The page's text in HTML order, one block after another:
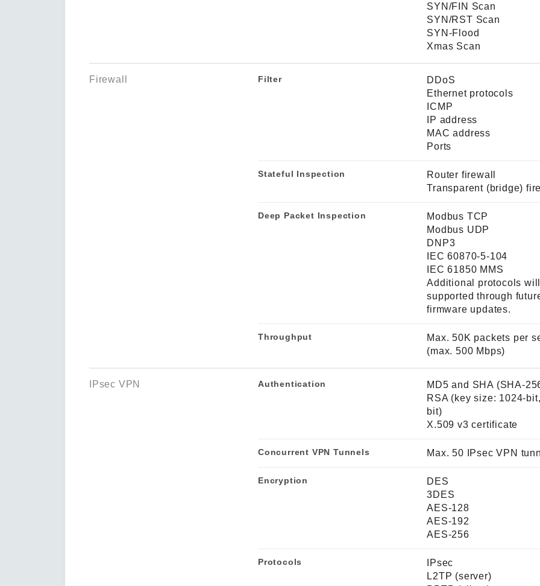
SYN/FIN Scan
SYN/RST Scan
SYN-Flood
Xmas Scan
Firewall Filter
DDoS
Ethernet protocols
ICMP
IP address
MAC address
Ports
Stateful Inspection
Router firewall
Transparent (bridge)
Deep Packet Inspection
Modbus TCP
Modbus UDP
DNP3
IEC 60870-5-104
IEC 61850 MMS
Additional protocols
supported through
firmware updates.
Throughput
Max. 50K packets per
(max. 500 Mbps)
IPsec VPN Authentication
MD5 and SHA (SHA-
RSA (key size: 1024-
bit)
X.509 v3 certificate
Concurrent VPN Tunnels Max. 50 IPsec VPN
Encryption
DES
3DES
AES-128
AES-192
AES-256
Protocols
IPsec
L2TP (server)